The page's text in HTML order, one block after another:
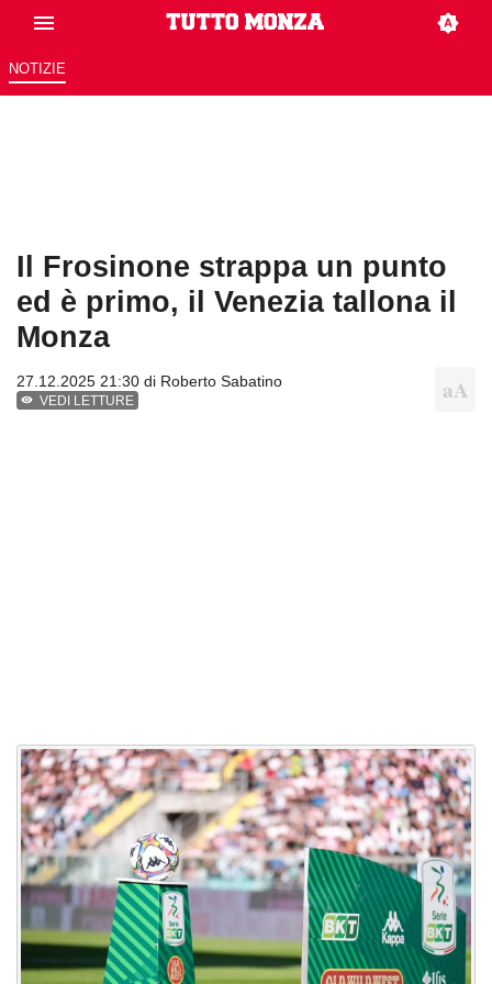
NOTIZIE
Il Frosinone strappa un punto
ed è primo, il Venezia tallona il
Monza
27.12.2025 21:30 di Roberto Sabatino
VEDI LETTURE